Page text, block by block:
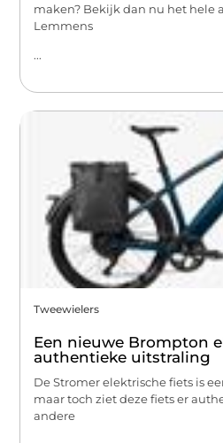
maken? Bekijk dan nu het hele
Lemmens
...
Tweewielers
Een nieuwe Brompton
authentieke uitstraling
De Stromer elektrische fiets is
maar toch ziet deze fiets er
andere